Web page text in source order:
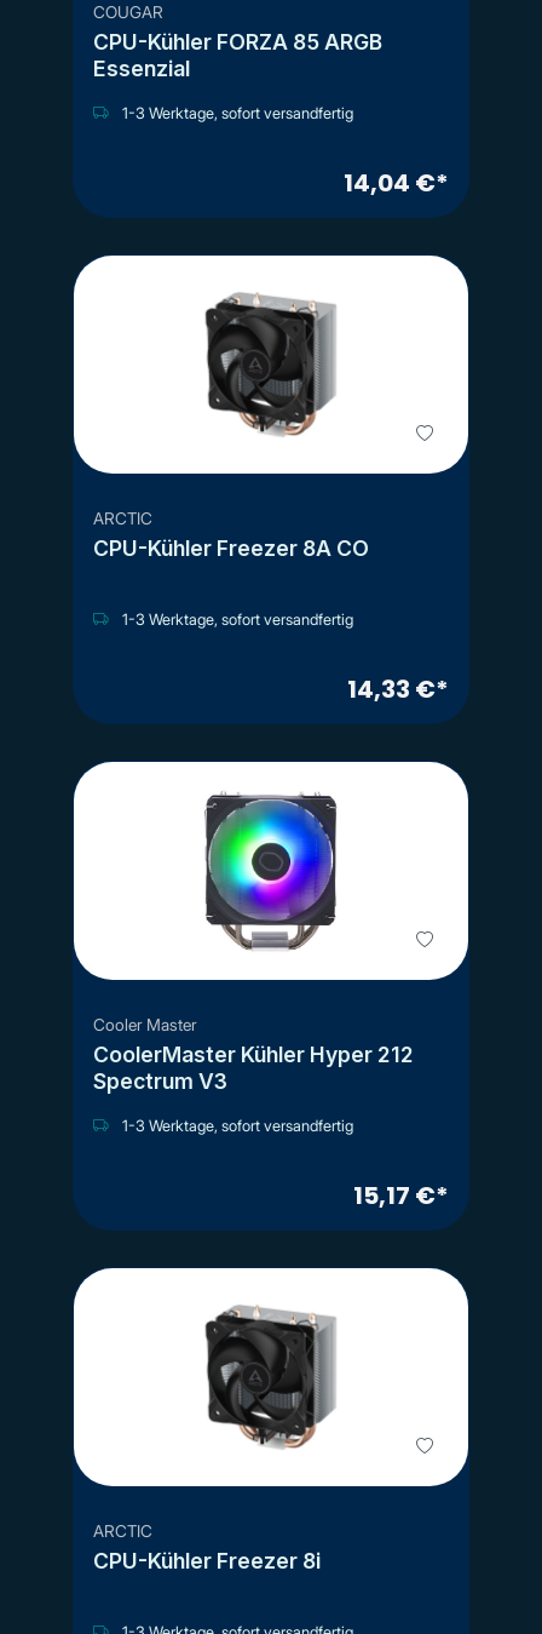
COUGAR
CPU-Kühler FORZA 85 ARGB
Essenzial
1-3 Werktage, sofort versandfertig
14,04 €*
ARCTIC
CPU-Kühler Freezer 8A CO
1-3 Werktage, sofort versandfertig
14,33 €*
Cooler Master
CoolerMaster Kühler Hyper 212
Spectrum V3
1-3 Werktage, sofort versandfertig
15,17 €*
ARCTIC
CPU-Kühler Freezer 8i